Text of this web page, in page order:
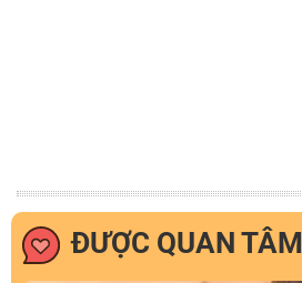
ĐƯỢC QUAN TÂM